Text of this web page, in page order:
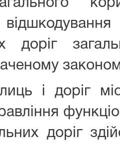
доріг
і доріг
доріг